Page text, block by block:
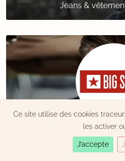
Jeans &
Big
Jeanswear
Ce site utilise des cookies
les activer
J’accepte